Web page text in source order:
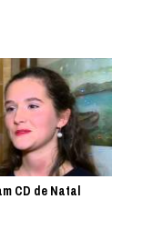
CD de Natal